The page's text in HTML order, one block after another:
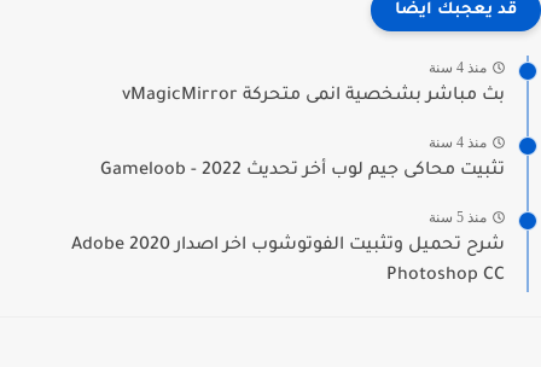
قد يعجبك ايضا
منذ 4 سنة
بث مباشر بشخصية انمى متحركة vMagicMirror
منذ 4 سنة
تثبيت محاكى جيم لوب أخر تحديث 2022 - Gameloob
منذ 5 سنة
شرح تحميل وتثبيت الفوتوشوب اخر اصدار 2020 Adobe
Photoshop CC